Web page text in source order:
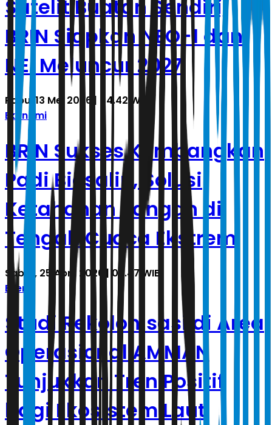
Satelit Buatan Sendiri,
BRIN Siapkan NEO-1 dan
NEI Meluncur 2027
Rabu, 13 Mei 2026 | 04.42 WIB
Ekonomi
BRIN Sukses Kembangkan
Padi Biosalin, Solusi
Ketahanan Pangan di
Tengah Cuaca Ekstrem
Sabtu, 25 April 2026 | 05.47 WIB
Energi
Studi Rekolonisasi di Area
Operasional AMMAN
Tunjukkan Tren Positif
bagi Ekosistem Laut